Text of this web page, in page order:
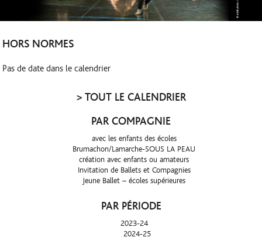
HORS NORMES
Pas de date dans le calendrier
> TOUT LE CALENDRIER
PAR COMPAGNIE
avec les enfants des écoles
Brumachon/Lamarche-SOUS LA PEAU
création avec enfants ou amateurs
Invitation de Ballets et Compagnies
Jeune Ballet – écoles supérieures
PAR PÉRIODE
2023-24
2024-25